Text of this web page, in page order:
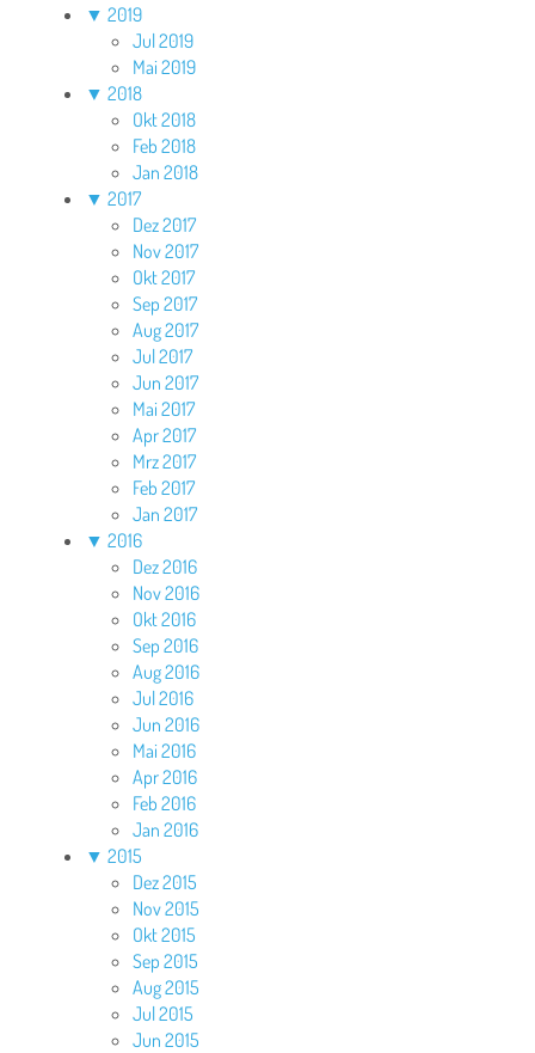
▼ 2019
Jul 2019
Mai 2019
▼ 2018
Okt 2018
Feb 2018
Jan 2018
▼ 2017
Dez 2017
Nov 2017
Okt 2017
Sep 2017
Aug 2017
Jul 2017
Jun 2017
Mai 2017
Apr 2017
Mrz 2017
Feb 2017
Jan 2017
▼ 2016
Dez 2016
Nov 2016
Okt 2016
Sep 2016
Aug 2016
Jul 2016
Jun 2016
Mai 2016
Apr 2016
Feb 2016
Jan 2016
▼ 2015
Dez 2015
Nov 2015
Okt 2015
Sep 2015
Aug 2015
Jul 2015
Jun 2015